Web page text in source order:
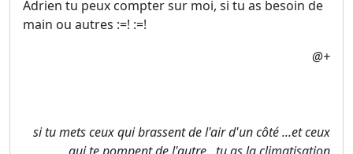
Adrien tu peux compter sur moi, si tu as besoin de
main ou autres :=! :=!
@+
si tu mets ceux qui brassent de l'air d'un côté ...et ceux